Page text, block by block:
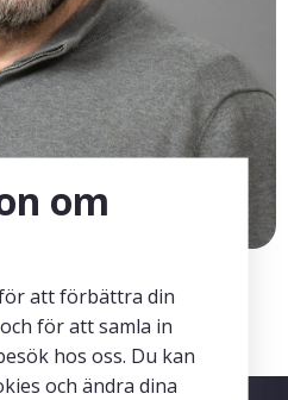
om
att förbättra din
för att samla in
hos oss. Du kan
och ändra dina